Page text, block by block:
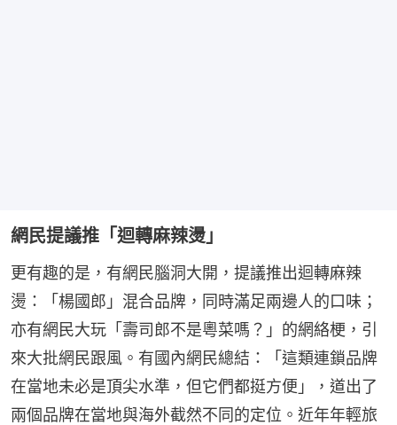
網民提議推「迴轉麻辣燙」
更有趣的是，有網民腦洞大開，提議推出迴轉麻辣
燙：「楊國郎」混合品牌，同時滿足兩邊人的口味；
亦有網民大玩「壽司郎不是粵菜嗎？」的網絡梗，引
來大批網民跟風。有國內網民總結：「這類連鎖品牌
在當地未必是頂尖水準，但它們都挺方便」，道出了
兩個品牌在當地與海外截然不同的定位。近年年輕旅